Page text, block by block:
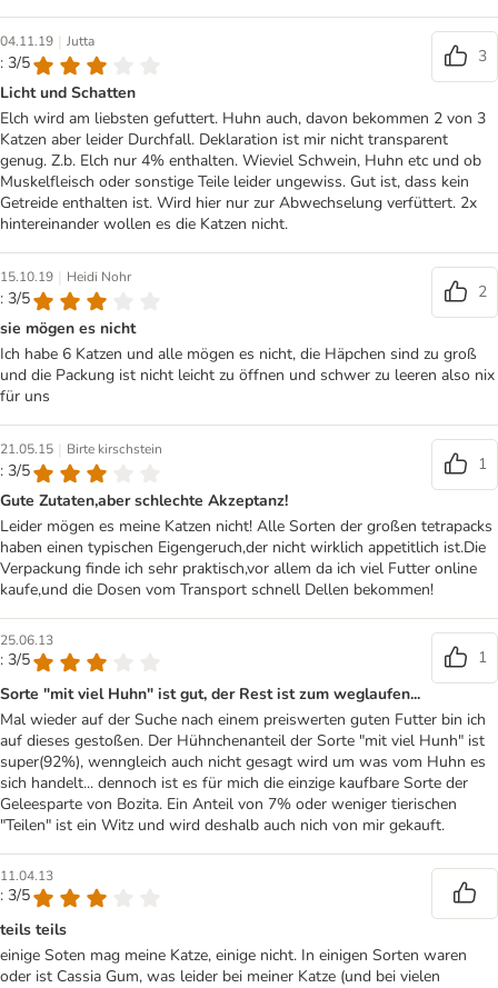
04.11.19 | Jutta
: 3/5
3
Licht und Schatten
Elch wird am liebsten gefuttert. Huhn auch, davon bekommen 2 von 3
Katzen aber leider Durchfall. Deklaration ist mir nicht transparent
genug. Z.b. Elch nur 4% enthalten. Wieviel Schwein, Huhn etc und ob
Muskelfleisch oder sonstige Teile leider ungewiss. Gut ist, dass kein
Getreide enthalten ist. Wird hier nur zur Abwechselung verfüttert. 2x
hintereinander wollen es die Katzen nicht.
15.10.19 | Heidi Nohr
: 3/5
2
sie mögen es nicht
Ich habe 6 Katzen und alle mögen es nicht, die Häpchen sind zu groß
und die Packung ist nicht leicht zu öffnen und schwer zu leeren also nix
für uns
21.05.15 | Birte kirschstein
: 3/5
1
Gute Zutaten,aber schlechte Akzeptanz!
Leider mögen es meine Katzen nicht! Alle Sorten der großen tetrapacks
haben einen typischen Eigengeruch,der nicht wirklich appetitlich ist.Die
Verpackung finde ich sehr praktisch,vor allem da ich viel Futter online
kaufe,und die Dosen vom Transport schnell Dellen bekommen!
25.06.13
: 3/5
1
Sorte "mit viel Huhn" ist gut, der Rest ist zum weglaufen...
Mal wieder auf der Suche nach einem preiswerten guten Futter bin ich
auf dieses gestoßen. Der Hühnchenanteil der Sorte "mit viel Hunh" ist
super(92%), wenngleich auch nicht gesagt wird um was vom Huhn es
sich handelt... dennoch ist es für mich die einzige kaufbare Sorte der
Geleesparte von Bozita. Ein Anteil von 7% oder weniger tierischen
"Teilen" ist ein Witz und wird deshalb auch nich von mir gekauft.
11.04.13
: 3/5
teils teils
einige Soten mag meine Katze, einige nicht. In einigen Sorten waren
oder ist Cassia Gum, was leider bei meiner Katze (und bei vielen